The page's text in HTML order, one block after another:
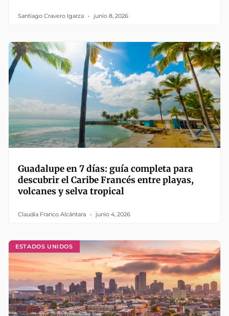
Santiago Cravero Igarza junio 8, 2026
Guadalupe en 7 días: guía completa para
descubrir el Caribe Francés entre playas,
volcanes y selva tropical
Claudia Franco Alcántara junio 4, 2026
ESTADOS UNIDOS